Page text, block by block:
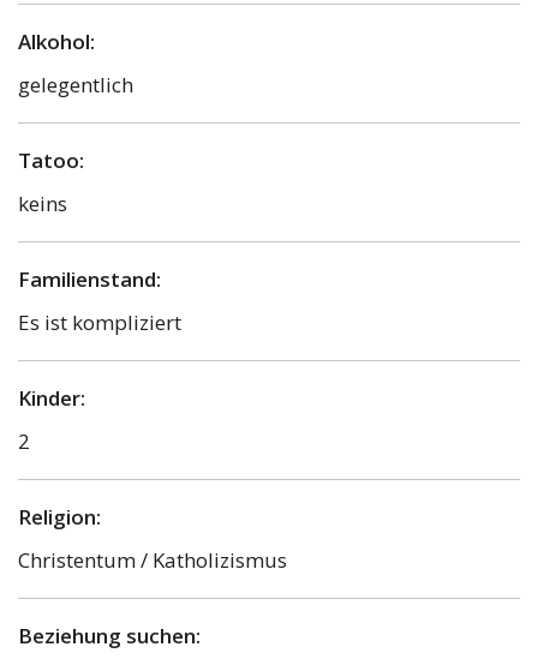
Alkohol:
gelegentlich
Tatoo:
keins
Familienstand:
Es ist kompliziert
Kinder:
2
Religion:
Christentum / Katholizismus
Beziehung suchen: